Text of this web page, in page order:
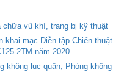
chữa vũ khí, trang bị kỹ thuật
khai mạc Diễn tập Chiến thuật
2TM năm 2020
không lục quân, Phòng không